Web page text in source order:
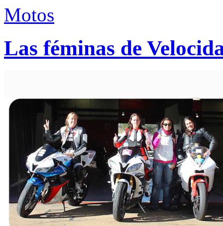
Motos
Las féminas de